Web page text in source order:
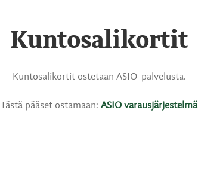
Kuntosalikortit
Kuntosalikortit ostetaan ASIO-palvelusta.
Tästä pääset ostamaan: ASIO varausjärjestelmä